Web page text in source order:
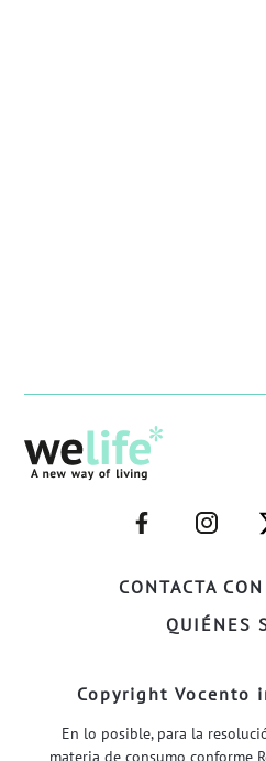
CONTACTA
QUIÉNES
–
FACEBOOK–
–
Copyright Vocento
En lo posible, para la
materia de consumo conforme